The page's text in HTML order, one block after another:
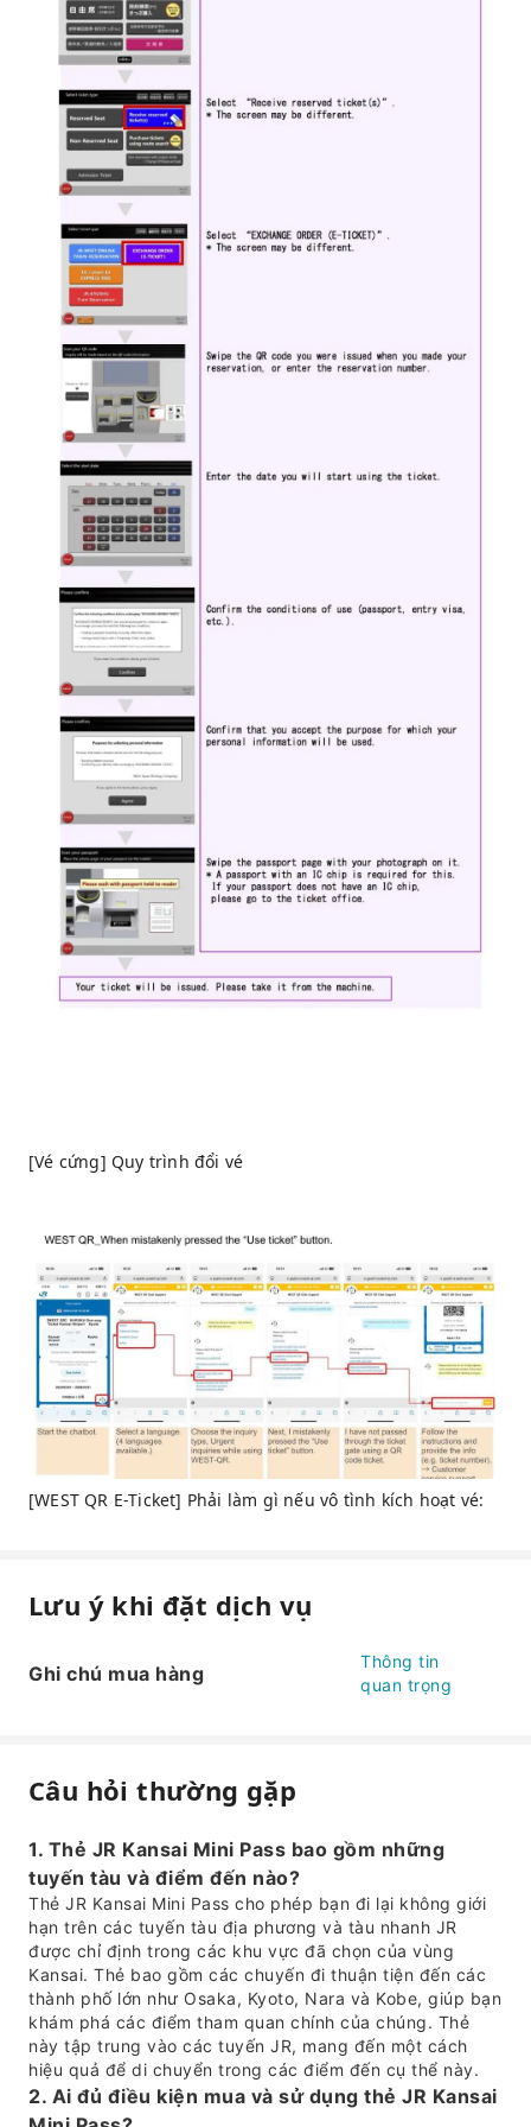
[Vé cứng] Quy trình đổi vé
[WEST QR E-Ticket] Phải làm gì nếu vô tình kích hoạt vé:
Lưu ý khi đặt dịch vụ
Ghi chú mua hàng
Thông tin
quan trọng
Câu hỏi thường gặp
1. Thẻ JR Kansai Mini Pass bao gồm những
tuyến tàu và điểm đến nào?
Thẻ JR Kansai Mini Pass cho phép bạn đi lại không giới
hạn trên các tuyến tàu địa phương và tàu nhanh JR
được chỉ định trong các khu vực đã chọn của vùng
Kansai. Thẻ bao gồm các chuyến đi thuận tiện đến các
thành phố lớn như Osaka, Kyoto, Nara và Kobe, giúp bạn
khám phá các điểm tham quan chính của chúng. Thẻ
này tập trung vào các tuyến JR, mang đến một cách
hiệu quả để di chuyển trong các điểm đến cụ thể này.
2. Ai đủ điều kiện mua và sử dụng thẻ JR Kansai